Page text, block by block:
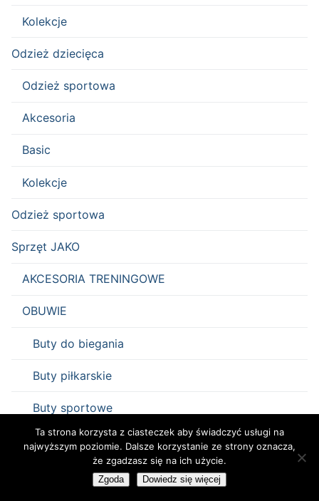
Kolekcje
Odzież dziecięca
Odzież sportowa
Akcesoria
Basic
Kolekcje
Odzież sportowa
Sprzęt JAKO
AKCESORIA TRENINGOWE
OBUWIE
Buty do biegania
Buty piłkarskie
Buty sportowe
OCHRANIACZE
Ta strona korzysta z ciasteczek aby świadczyć usługi na
najwyższym poziomie. Dalsze korzystanie ze strony oznacza,
że zgadzasz się na ich użycie.
Zgoda Dowiedz się więcej